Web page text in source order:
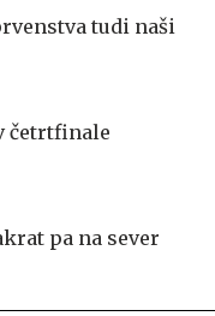
tudi naši
četrtfinale
pa na sever